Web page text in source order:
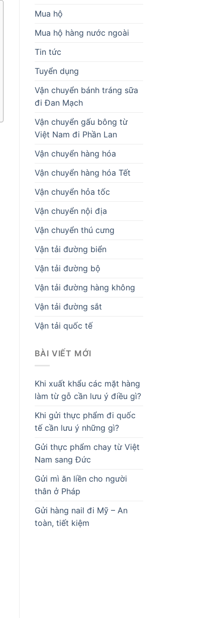
Mua hộ
Mua hộ hàng nước ngoài
Tin tức
Tuyển dụng
Vận chuyển bánh tráng sữa
đi Đan Mạch
Vận chuyển gấu bông từ
Việt Nam đi Phần Lan
Vận chuyển hàng hóa
Vận chuyển hàng hóa Tết
Vận chuyển hỏa tốc
Vận chuyển nội địa
Vận chuyển thú cưng
Vận tải đường biển
Vận tải đường bộ
Vận tải đường hàng không
Vận tải đường sắt
Vận tải quốc tế
BÀI VIẾT MỚI
Khi xuất khẩu các mặt hàng
làm từ gỗ cần lưu ý điều gì?
Khi gửi thực phẩm đi quốc
tế cần lưu ý những gì?
Gửi thực phẩm chay từ Việt
Nam sang Đức
Gửi mì ăn liền cho người
thân ở Pháp
Gửi hàng nail đi Mỹ – An
toàn, tiết kiệm